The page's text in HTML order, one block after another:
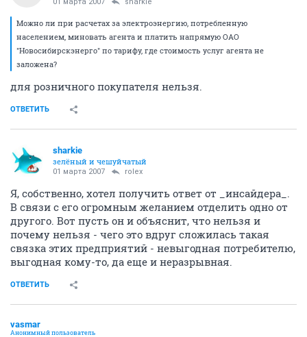
Можно ли при расчетах за электроэнергию, потребленную
населением, миновать агента и платить напрямую ОАО
"Новосибирскэнерго" по тарифу, где стоимость услуг агента не
заложена?
для розничного покупателя нельзя.
ОТВЕТИТЬ
sharkie
зелёный и чешуйчатый
01 марта 2007 rolex
Я, собственно, хотел получить ответ от _инсайдера_.
В связи с его огромным желанием отделить одно от
другого. Вот пусть он и объяснит, что нельзя и
почему нельзя - чего это вдруг сложилась такая
связка этих предприятий - невыгодная потребителю,
выгодная кому-то, да еще и неразрывная.
ОТВЕТИТЬ
vasmar
Анонимный пользователь